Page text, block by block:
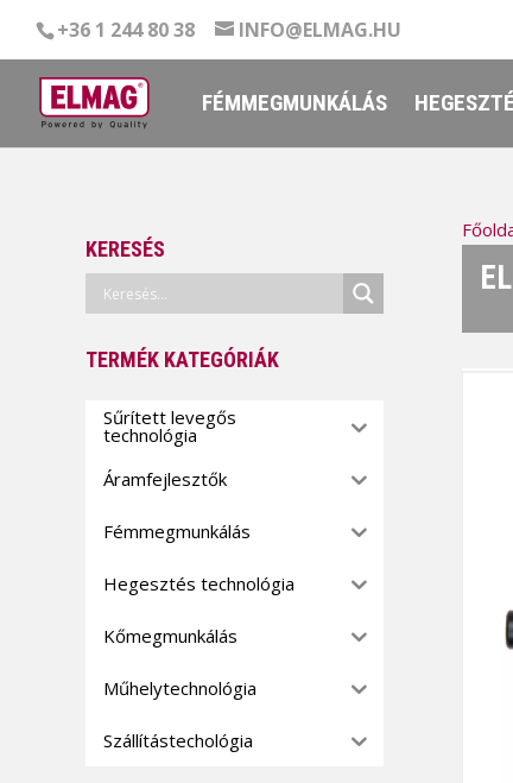
+36 1 244 80 38 INFO@ELMAG.HU
FÉMMEGMUNKÁLÁS
KERESÉS
TERMÉK KATEGÓRIÁK
Sűrített levegős
technológia
Áramfejlesztők
Fémmegmunkálás
Hegesztés technológia
Kőmegmunkálás
Műhelytechnológia
Szállítástechológia